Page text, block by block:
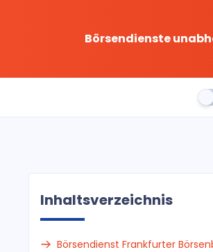
Börsendienste
Inhaltsverzeichnis
Börsendienst Frankfurter